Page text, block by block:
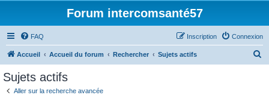
Forum intercomsanté57
FAQ Connexion
Inscription
Accueil Accueil du forum Rechercher Sujets actifs
Sujets actifs
Aller sur la recherche avancée